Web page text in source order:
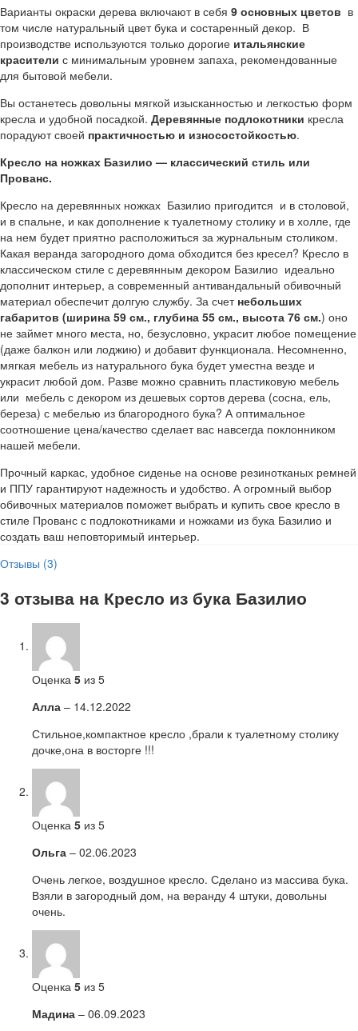
Варианты окраски дерева включают в себя 9 основных цветов в
том числе натуральный цвет бука и состаренный декор. В
производстве используются только дорогие итальянские
красители с минимальным уровнем запаха, рекомендованные
для бытовой мебели.
Вы останетесь довольны мягкой изысканностью и легкостью форм
кресла и удобной посадкой. Деревянные подлокотники кресла
порадуют своей практичностью и износостойкостью.
Кресло на ножках Базилио — классический стиль или
Прованс.
Кресло на деревянных ножках Базилио пригодится и в столовой,
и в спальне, и как дополнение к туалетному столику и в холле, где
на нем будет приятно расположиться за журнальным столиком.
Какая веранда загородного дома обходится без кресел? Кресло в
классическом стиле с деревянным декором Базилио идеально
дополнит интерьер, а современный антивандальный обивочный
материал обеспечит долгую службу. За счет небольших
габаритов (ширина 59 см., глубина 55 см., высота 76 см.) оно
не займет много места, но, безусловно, украсит любое помещение
(даже балкон или лоджию) и добавит функционала. Несомненно,
мягкая мебель из натурального бука будет уместна везде и
украсит любой дом. Разве можно сравнить пластиковую мебель
или мебель с декором из дешевых сортов дерева (сосна, ель,
береза) с мебелью из благородного бука? А оптимальное
соотношение цена/качество сделает вас навсегда поклонником
нашей мебели.
Прочный каркас, удобное сиденье на основе резинотканых ремней
и ППУ гарантируют надежность и удобство. А огромный выбор
обивочных материалов поможет выбрать и купить свое кресло в
стиле Прованс с подлокотниками и ножками из бука Базилио и
создать ваш неповторимый интерьер.
Отзывы (3)
3 отзыва на Кресло из бука Базилио
Оценка 5 из 5
Алла – 14.12.2022
Стильное,компактное кресло ,брали к туалетному столику
дочке,она в восторге !!!
Оценка 5 из 5
Ольга – 02.06.2023
Очень легкое, воздушное кресло. Сделано из массива бука.
Взяли в загородный дом, на веранду 4 штуки, довольны
очень.
Оценка 5 из 5
Мадина – 06.09.2023